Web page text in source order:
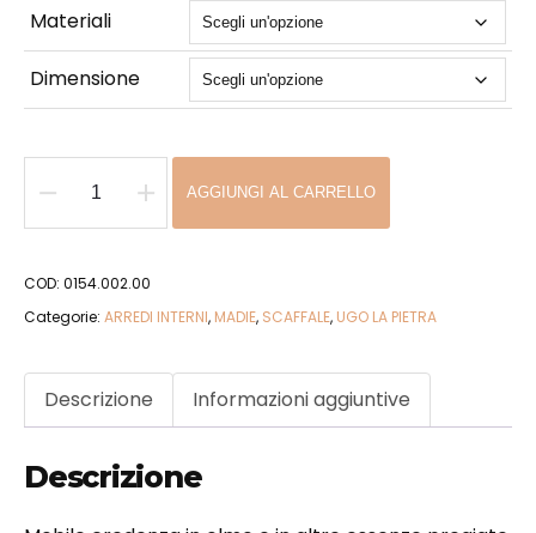
Materiali
Dimensione
Baio
AGGIUNGI AL CARRELLO
COD: 0154.002.00
Categorie: ARREDI INTERNI, MADIE, SCAFFALE, UGO LA PIETRA
Descrizione Informazioni aggiuntive
Descrizione